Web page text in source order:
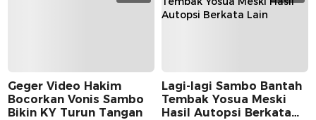
Geger Video Hakim
Bocorkan Vonis Sambo
Bikin KY Turun Tangan
Lagi-lagi Sambo Bantah
Tembak Yosua Meski
Hasil Autopsi Berkata